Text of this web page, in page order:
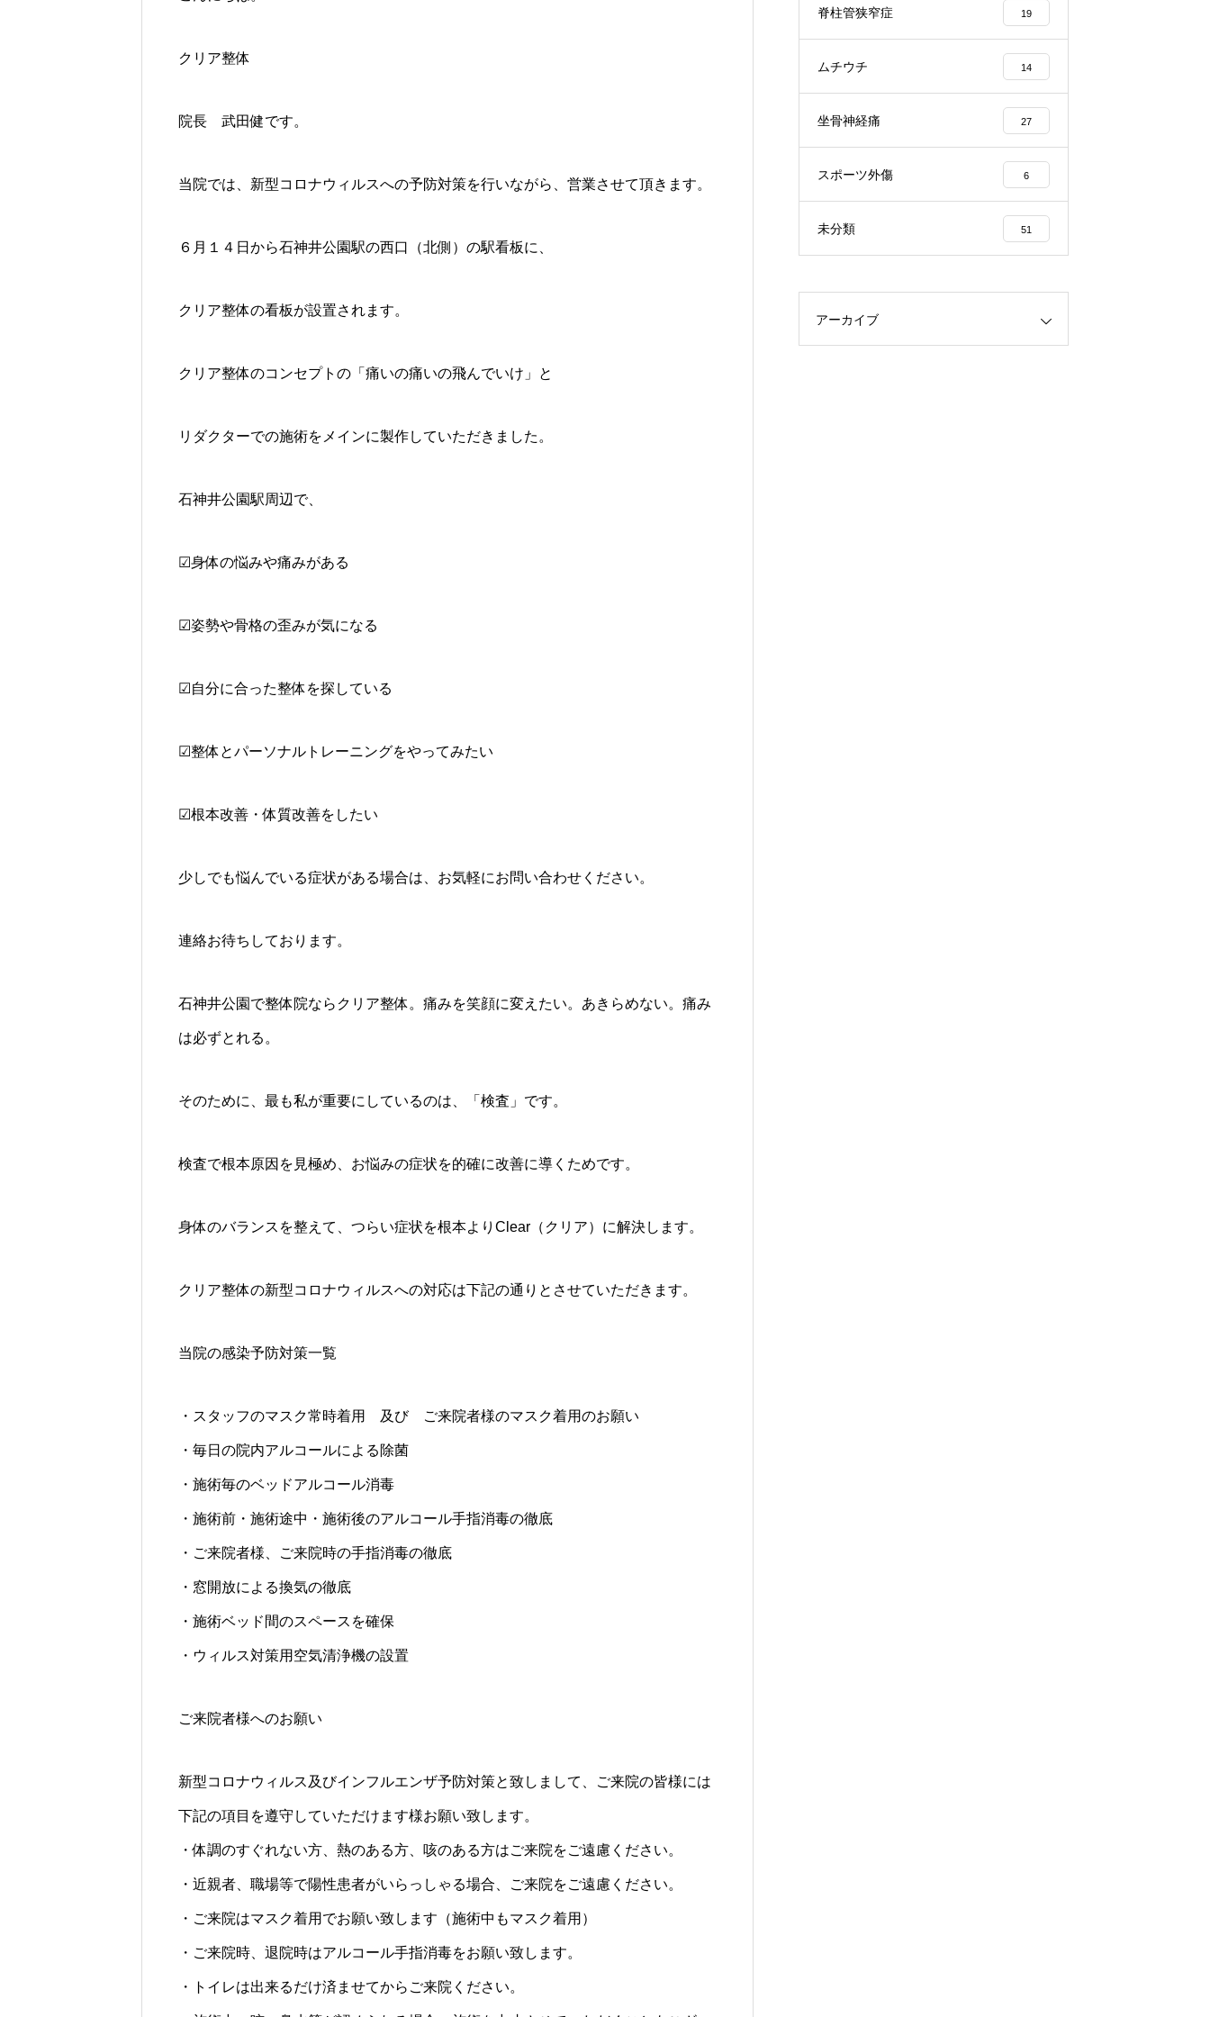
クリア整体
院長 武田健です。
当院では、新型コロナウィルスへの予防対策を行いながら、営業させて頂きます。
６月１４日から石神井公園駅の西口（北側）の駅看板に、
クリア整体の看板が設置されます。
クリア整体のコンセプトの「痛いの痛いの飛んでいけ」と
リダクターでの施術をメインに製作していただきました。
石神井公園駅周辺で、
☑身体の悩みや痛みがある
☑姿勢や骨格の歪みが気になる
☑自分に合った整体を探している
☑整体とパーソナルトレーニングをやってみたい
☑根本改善・体質改善をしたい
少しでも悩んでいる症状がある場合は、お気軽にお問い合わせください。
連絡お待ちしております。
石神井公園で整体院ならクリア整体。痛みを笑顔に変えたい。あきらめない。痛み
は必ずとれる。
そのために、最も私が重要にしているのは、「検査」です。
検査で根本原因を見極め、お悩みの症状を的確に改善に導くためです。
身体のバランスを整えて、つらい症状を根本よりClear（クリア）に解決します。
クリア整体の新型コロナウィルスへの対応は下記の通りとさせていただきます。
当院の感染予防対策一覧
・スタッフのマスク常時着用 及び ご来院者様のマスク着用のお願い
・毎日の院内アルコールによる除菌
・施術毎のベッドアルコール消毒
・施術前・施術途中・施術後のアルコール手指消毒の徹底
・ご来院者様、ご来院時の手指消毒の徹底
・窓開放による換気の徹底
・施術ベッド間のスペースを確保
・ウィルス対策用空気清浄機の設置
ご来院者様へのお願い
新型コロナウィルス及びインフルエンザ予防対策と致しまして、ご来院の皆様には
下記の項目を遵守していただけます様お願い致します。
・体調のすぐれない方、熱のある方、咳のある方はご来院をご遠慮ください。
・近親者、職場等で陽性患者がいらっしゃる場合、ご来院をご遠慮ください。
・ご来院はマスク着用でお願い致します（施術中もマスク着用）
・ご来院時、退院時はアルコール手指消毒をお願い致します。
・トイレは出来るだけ済ませてからご来院ください。
脊柱管狭窄症 19
ムチウチ 14
坐骨神経痛 27
スポーツ外傷 6
未分類 51
アーカイブ